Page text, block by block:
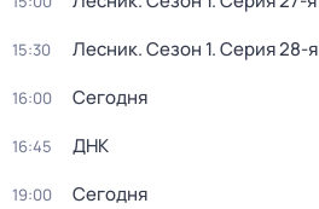
15:30 Лесник. Сезон 1. Серия 28-я
16:00 Сегодня
16:45 ДНК
19:00 Сегодня